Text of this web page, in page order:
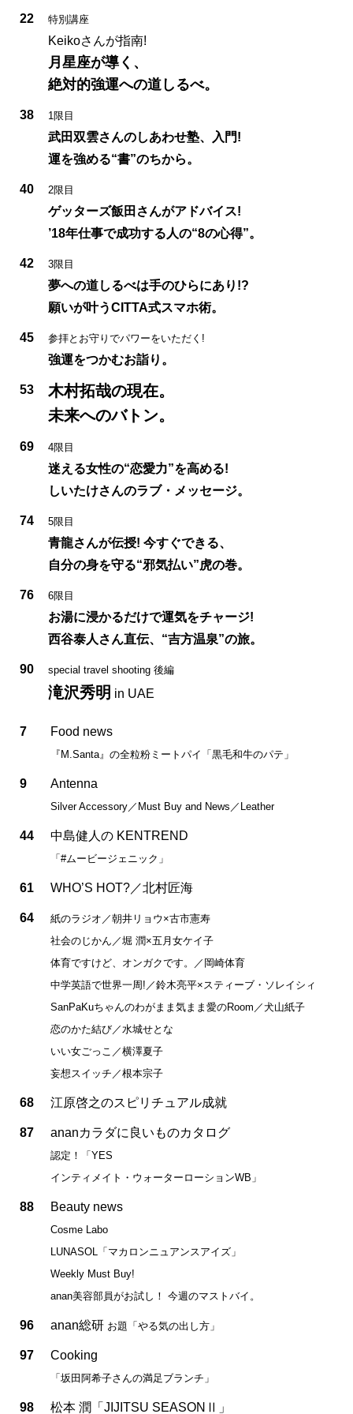
22 特別講座
Keikoさんが指南!
月星座が導く、
絶対的強運への道しるべ。
38 1限目
武田双雲さんのしあわせ塾、入門!
運を強める“書”のちから。
40 2限目
ゲッターズ飯田さんがアドバイス!
’18年仕事で成功する人の“8の心得”。
42 3限目
夢への道しるべは手のひらにあり!?
願いが叶うCITTA式スマホ術。
45 参拝とお守りでパワーをいただく!
強運をつかむお詣り。
53
木村拓哉の現在。
未来へのバトン。
69 4限目
迷える女性の“恋愛力”を高める!
しいたけさんのラブ・メッセージ。
74 5限目
青龍さんが伝授! 今すぐできる、
自分の身を守る“邪気払い”虎の巻。
76 6限目
お湯に浸かるだけで運気をチャージ!
西谷泰人さん直伝、“吉方温泉”の旅。
90 special travel shooting 後編
滝沢秀明 in UAE
7 Food news
『M.Santa』の全粒粉ミートパイ「黒毛和牛のパテ」
9 Antenna
Silver Accessory／Must Buy and News／Leather
44 中島健人の KENTREND
「#ムービージェニック」
61 WHO’S HOT?／北村匠海
64
紙のラジオ／朝井リョウ×古市憲寿
社会のじかん／堀 潤×五月女ケイ子
体育ですけど、オンガクです。／岡崎体育
中学英語で世界一周!／鈴木亮平×スティーブ・ソレイシィ
SanPaKuちゃんのわがまま気まま愛のRoom／犬山紙子
恋のかた結び／水城せとな
いい女ごっこ／横澤夏子
妄想スイッチ／根本宗子
68 江原啓之のスピリチュアル成就
87 ananカラダに良いものカタログ
認定！「YES
インティメイト・ウォーターローションWB」
88 Beauty news
Cosme Labo
LUNASOL「マカロンニュアンスアイズ」
Weekly Must Buy!
anan美容部員がお試し！ 今週のマストバイ。
96 anan総研 お題「やる気の出し方」
97 Cooking
「坂田阿希子さんの満足ブランチ」
98 松本 潤「JIJITSU SEASONⅡ」